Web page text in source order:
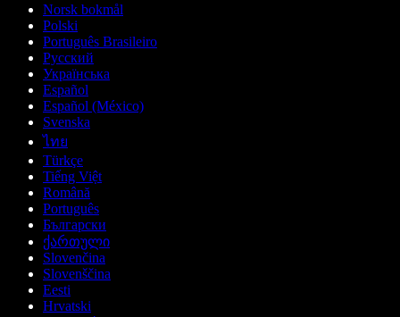
Norsk bokmål
Polski
Português Brasileiro
Русский
Українська
Español
Español (México)
Svenska
ไทย
Türkçe
Tiếng Việt
Română
Português
Български
ქართული
Slovenčina
Slovenščina
Eesti
Hrvatski